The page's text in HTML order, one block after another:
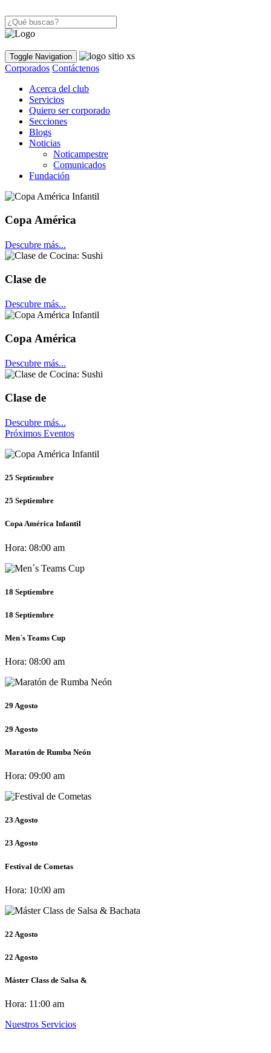
Toggle Navigation
Corporados Contáctenos
Acerca del club
Servicios
Quiero ser corporado
Secciones
Blogs
Noticias
Noticampestre
Comunicados
Fundación
Copa América
Descubre más...
Clase de
Descubre más...
Copa América
Descubre más...
Clase de
Descubre más...
Próximos Eventos
25 Septiembre
25 Septiembre
Copa América Infantil
Hora: 08:00 am
18 Septiembre
18 Septiembre
Men´s Teams Cup
Hora: 08:00 am
29 Agosto
29 Agosto
Maratón de Rumba Neón
Hora: 09:00 am
23 Agosto
23 Agosto
Festival de Cometas
Hora: 10:00 am
22 Agosto
22 Agosto
Máster Class de Salsa &
Hora: 11:00 am
Nuestros Servicios